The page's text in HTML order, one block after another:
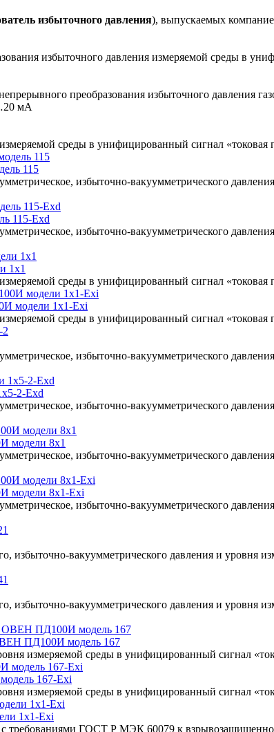
избыточного давления), выпускаемых
избыточного давления измеряемой среды в
преобразования избыточного давления
мА
среды в унифицированный сигнал
115
избыточно-вакуумметрического
115-Exd
избыточно-вакуумметрического
1х1
среды в унифицированный сигнал
модели 1x1-Exi
среды в унифицированный сигнал
избыточно-вакуумметрического
2-Exd
избыточно-вакуумметрического
модели 8x1
избыточно-вакуумметрического
модели 8x1-Exi
избыточно-вакуумметрического
избыточно-вакуумметрического давления и уровня
избыточно-вакуумметрического давления и уровня
ПД100И модель 167
измеряемой среды в унифицированный сигнал
167-Exi
измеряемой среды в унифицированный сигнал
1х1-Exi
ГОСТ Р МЭК 60079 к